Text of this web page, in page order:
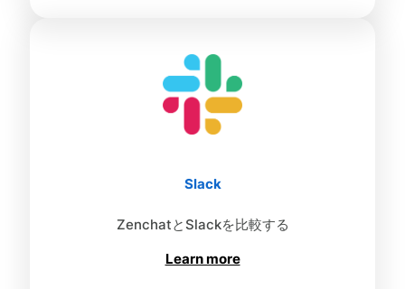
Slack
ZenchatとSlackを比較する
Learn more